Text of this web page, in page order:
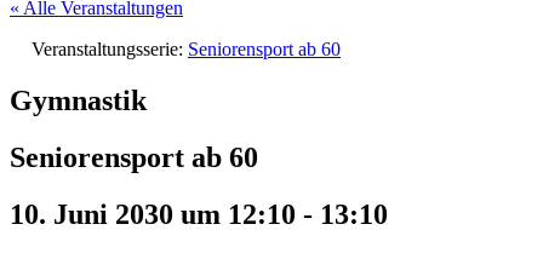
« Alle Veranstaltungen
Veranstaltungsserie: Seniorensport ab 60
Gymnastik
Seniorensport ab 60
10. Juni 2030 um 12:10 - 13:10